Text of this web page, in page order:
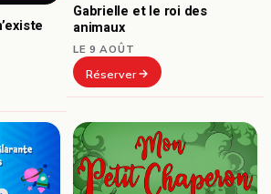
Gabrielle et le roi des
animaux
LE 9 AOÛT
Réserver